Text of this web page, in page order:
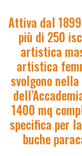
Attiva dal
più di 250
artistica
artistica
svolgono
1400 mq
specifica per
buche